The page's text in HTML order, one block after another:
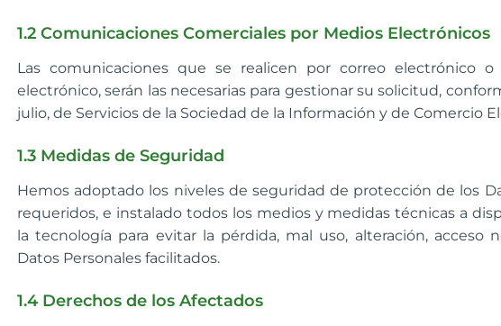
1.2 Comunicaciones Comerciales por Medios Electrónicos
Las comunicaciones que se realicen por correo electrónico
electrónico, serán las necesarias para gestionar su solicitud,
julio, de Servicios de la Sociedad de la Información y de Comercio
1.3 Medidas de Seguridad
Hemos adoptado los niveles de seguridad de protección de los
requeridos, e instalado todos los medios y medidas técnicas a
la tecnología para evitar la pérdida, mal uso, alteración, acceso
Datos Personales facilitados.
1.4 Derechos de los Afectados